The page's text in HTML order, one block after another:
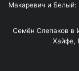
Макаревич и
Семён Слепаков в
Хайфе,